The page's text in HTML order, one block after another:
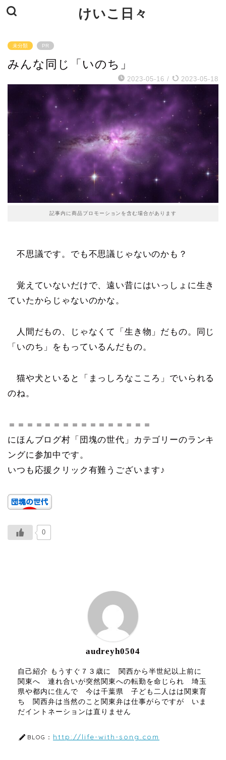
けいこ日々
未分類 PR
みんな同じ「いのち」
2023-05-16 / 2023-05-18
記事内に商品プロモーションを含む場合があります
不思議です。でも不思議じゃないのかも？
覚えていないだけで、遠い昔にはいっしょに生き
ていたからじゃないのかな。
人間だもの、じゃなくて「生き物」だもの。同じ
「いのち」をもっているんだもの。
猫や犬といると「まっしろなこころ」でいられる
のね。
＝＝＝＝＝＝＝＝＝＝＝＝＝＝＝＝
にほんブログ村「団塊の世代」カテゴリーのランキ
ングに参加中です。
いつも応援クリック有難うございます♪
0
audreyh0504
自己紹介 もうすぐ７３歳に 関西から半世紀以上前に
関東へ 連れ合いが突然関東への転勤を命じられ 埼玉
県や都内に住んで 今は千葉県 子ども二人はは関東育
ち 関西弁は当然のこと関東弁は仕事がらですが いま
だイントネーションは直りません
BLOG： http://life-with-song.com